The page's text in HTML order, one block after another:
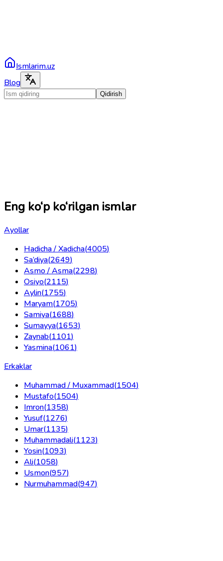
Ismlarim.uz
Blog
Qidirish
Eng ko‘p ko‘rilgan ismlar
Ayollar
Hadicha / Xadicha(4005)
Sa’diya(2649)
Asmo / Asma(2298)
Osiyo(2115)
Aylin(1755)
Maryam(1705)
Samiya(1688)
Sumayya(1653)
Zaynab(1101)
Yasmina(1061)
Erkaklar
Muhammad / Muxammad(1504)
Mustafo(1504)
Imron(1358)
Yusuf(1276)
Umar(1135)
Muhammadali(1123)
Yosin(1093)
Ali(1058)
Usmon(957)
Nurmuhammad(947)